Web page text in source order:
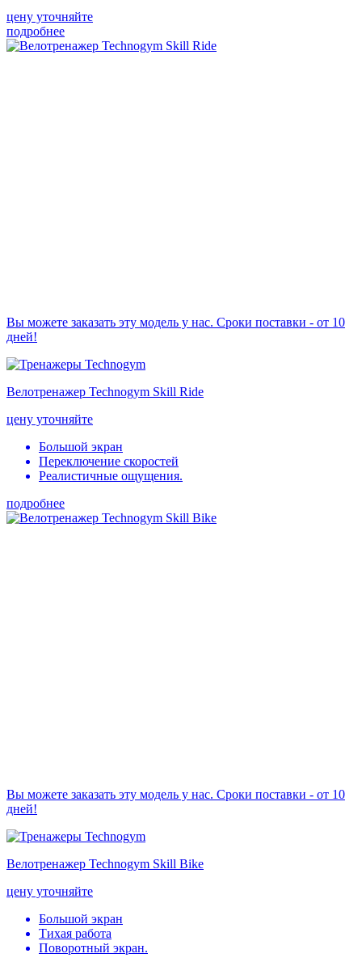
цену уточняйте
подробнее
Вы можете заказать эту модель у нас. Сроки поставки - от 10
дней!
Велотренажер Technogym Skill Ride
цену уточняйте
Большой экран
Переключение скоростей
Реалистичные ощущения.
подробнее
Вы можете заказать эту модель у нас. Сроки поставки - от 10
дней!
Велотренажер Technogym Skill Bike
цену уточняйте
Большой экран
Тихая работа
Поворотный экран.